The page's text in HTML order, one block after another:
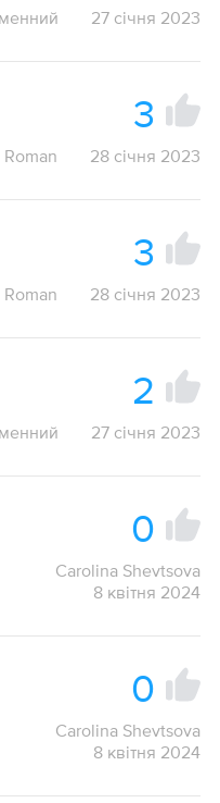
27 січня 2023
3
Roman 28 січня 2023
3
Roman 28 січня 2023
2
27 січня 2023
0
Carolina Shevtsova
8 квітня 2024
0
Carolina Shevtsova
8 квітня 2024